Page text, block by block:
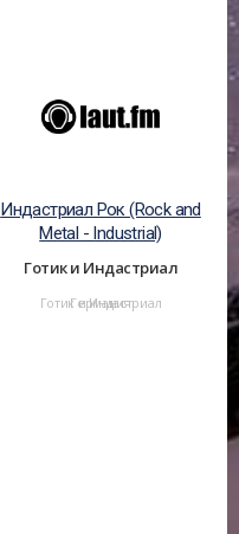
Индастриал Рок (Rock and
Metal - Industrial)
Готик и Индастриал
Готик и Индастриал
Германия